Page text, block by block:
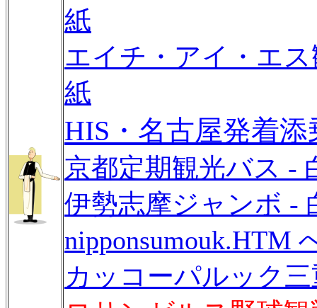
紙
エイチ・アイ・エ
紙
HIS・名古屋発着
京都定期観光バス -
伊勢志摩ジャンボ -
nipponsumouk.HTM
カッコーパルック